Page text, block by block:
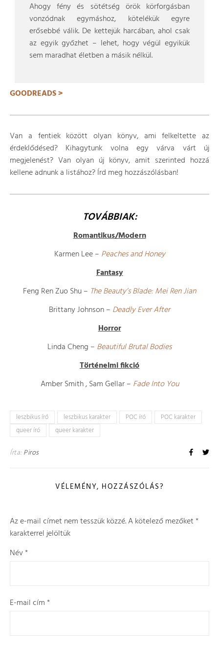
Ahogy fény és sötétség örök körforgásban
vonzódnak egymáshoz, kötelékük egyre
erősebbé válik. De kettejük harcában, ahol csak
az egyik győzhet – lehet, hogy végül egyikük
sem maradhat életben a másik nélkül.
GOODREADS >
Van a fentiek között olyan könyv, ami felkeltette az
érdeklődésed? Kihagytunk volna egy várva várt új
megjelenést? Van olyan új könyv, amit szerinted hozzá
kellene adnunk a listához? Írd meg hozzászólásban!
TOVÁBBIAK:
Romantikus/Modern
Karmen Lee – Peaches and Honey
Fantasy
Feng Ren Zuo Shu – The Beauty’s Blade: Mei Ren Jian
Brittany Johnson – Deadly Ever After
Horror
Linda Cheng – Beautiful Brutal Bodies
Történelmi fikció
Amber Smith , Sam Gellar – Fade Into You
leszbikus író leszbikus karakter POC író
POC karakter
queer író
queer karakter
Írta:Piros
VÉLEMÉNY, HOZZÁSZÓLÁS?
Az e-mail címet nem tesszük közzé.A kötelező mezőket*
karakterrel jelöltük
Név*
E-mail cím*